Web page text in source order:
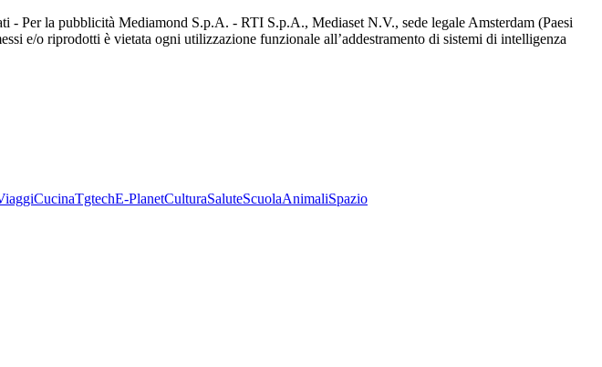
Per la pubblicità Mediamond S.p.A. - RTI S.p.A., Mediaset N.V., sede legale Amsterdam (Paesi
e/o riprodotti è vietata ogni utilizzazione funzionale all’addestramento di sistemi di intelligenza
CucinaTgtechE-PlanetCulturaSaluteScuolaAnimaliSpazio